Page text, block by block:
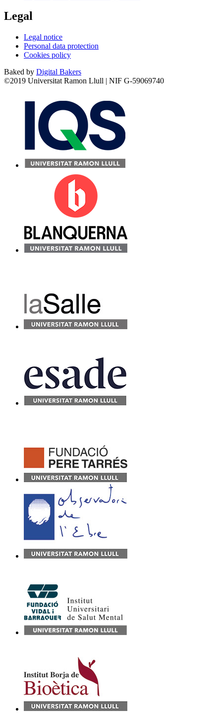
Legal
Legal notice
Personal data protection
Cookies policy
Baked by Digital Bakers
©2019 Universitat Ramon Llull | NIF G-59069740